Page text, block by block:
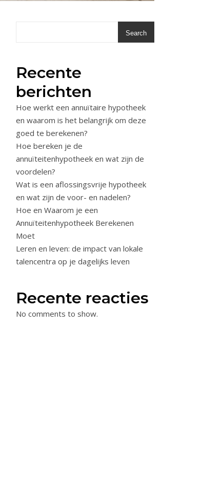
Search
Recente
berichten
Hoe werkt een annuïtaire hypotheek
en waarom is het belangrijk om deze
goed te berekenen?
Hoe bereken je de
annuïteitenhypotheek en wat zijn de
voordelen?
Wat is een aflossingsvrije hypotheek
en wat zijn de voor- en nadelen?
Hoe en Waarom je een
Annuïteitenhypotheek Berekenen
Moet
Leren en leven: de impact van lokale
talencentra op je dagelijks leven
Recente reacties
No comments to show.